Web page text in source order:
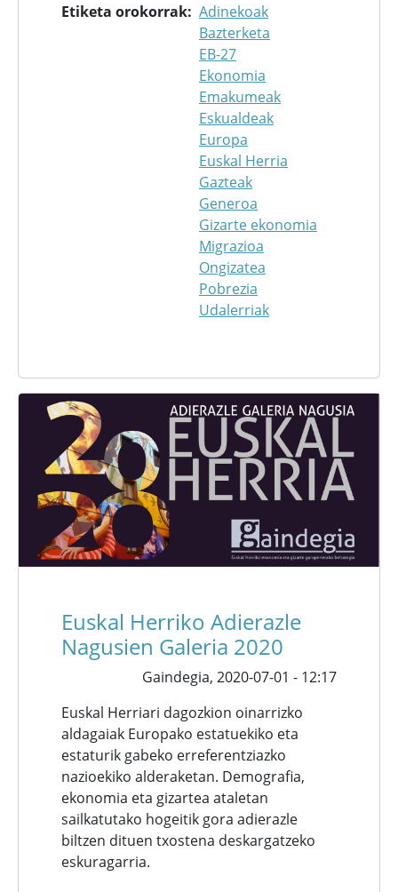
Etiketa orokorrak Adinekoak
Bazterketa
EB-27
Ekonomia
Emakumeak
Eskualdeak
Europa
Euskal Herria
Gazteak
Generoa
Gizarte ekonomia
Migrazioa
Ongizatea
Pobrezia
Udalerriak
Euskal Herriko Adierazle
Nagusien Galeria 2020
Gaindegia, 2020-07-01 - 12:17
Euskal Herriari dagozkion oinarrizko
aldagaiak Europako estatuekiko eta
estaturik gabeko erreferentziazko
nazioekiko alderaketan. Demografia,
ekonomia eta gizartea ataletan
sailkatutako hogeitik gora adierazle
biltzen dituen txostena deskargatzeko
eskuragarria.